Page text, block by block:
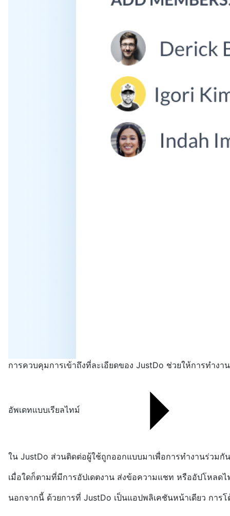
การควบคุมการเข้าถึงที่ละเอียดของ JustDo ช่วยให้การทำ
อัพเดทแบบเรียลไทม์
ใน JustDo ส่วนติดต่อผู้ใช้ถูกออกแบบมาเพื่อการทำงานร่วมกั
เมื่อใดก็ตามที่มีการอัปเดตงาน ส่งข้อความแชท หรืออัปโหล
นอกจากนี้ ด้วยการที่ JustDo เป็นแอปพลิเคชันหน้าเดียว การ